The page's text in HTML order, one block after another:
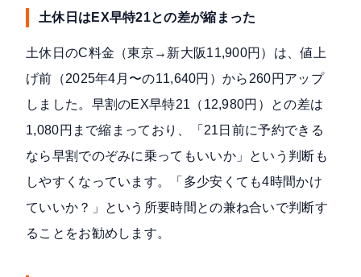
土休日はEX早特21との差が縮まった
土休日のC料金（東京→新大阪11,900円）は、値上
げ前（2025年4月〜の11,640円）から260円アップ
しました。早割のEX早特21（12,980円）との差は
1,080円まで縮まっており、「21日前に予約できる
なら早割でのぞみに乗ってもいいか」という判断も
しやすくなっています。「多少安くても4時間かけ
ていいか？」という所要時間との兼ね合いで判断す
ることをお勧めします。